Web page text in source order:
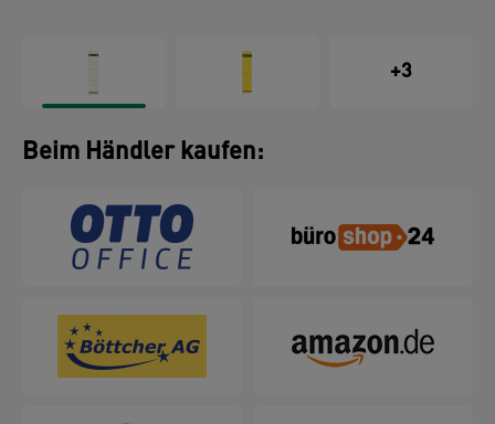
+3
Beim Händler kaufen: